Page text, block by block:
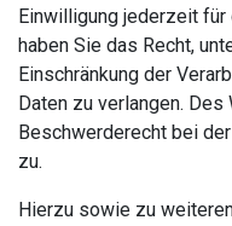
Einwilligung jederzeit
haben Sie das Recht,
Einschränkung der
Daten zu verlangen.
Beschwerderecht bei
zu.
Hierzu sowie zu